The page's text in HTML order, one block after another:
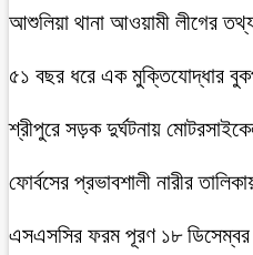
আশুলিয়া থানা আওয়ামী লীগের
৫১ বছর ধরে এক মুক্তিযোদ্ধার
শ্রীপুরে সড়ক দুর্ঘটনায়
ফোর্বসের প্রভাবশালী নারীর
এসএসসির ফরম পূরণ ১৮